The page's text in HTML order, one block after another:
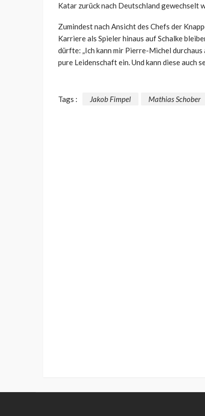
Katar zurück nach Deutschland gewechselt
Zumindest nach Ansicht des Chefs der
Karriere als Spieler hinaus auf Schalke
dürfte: „Ich kann mir Pierre-Michel
pure Leidenschaft ein. Und kann diese auch
Tags : Jakob Fimpel Mathias Schober